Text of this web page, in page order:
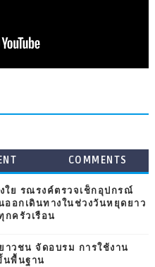
COMMENTS
ใย รณรงค์ตรวจเช็กอุปกรณ์
ออกเดินทางในช่วงวันหยุดยาว
กครัวเรือน
าวชน จัดอบรม การใช้งาน
นพื้นฐาน